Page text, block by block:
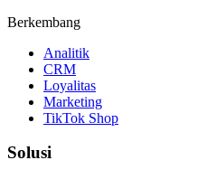
Berkembang
Analitik
CRM
Loyalitas
Marketing
TikTok Shop
Solusi